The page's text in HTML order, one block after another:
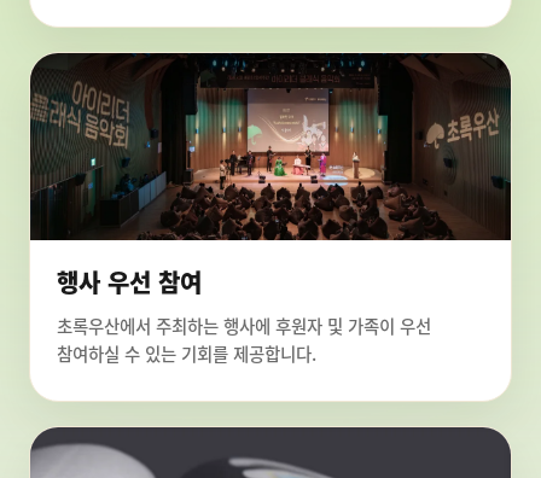
행사 우선 참여
초록우산에서 주최하는 행사에 후원자 및 가족이 우선
참여하실 수 있는 기회를 제공합니다.